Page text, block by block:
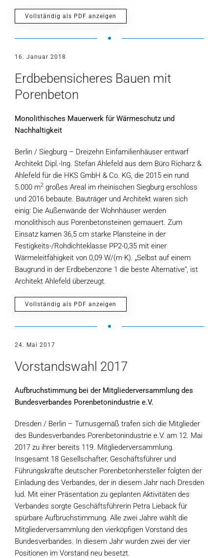
Vollständig als PDF anzeigen
16. Januar 2018
Erdbebensicheres Bauen mit
Porenbeton
Monolithisches Mauerwerk für Wärmeschutz und
Nachhaltigkeit
Berlin / Siegburg – Dreizehn Einfamilienhäuser entwarf
Architekt Dipl.-Ing. Stefan Ahlefeld aus dem Büro Richarz &
Ahlefeld für die HKS GmbH & Co. KG, die 2015 ein rund
5.000 m2 großes Areal im rheinischen Siegburg erschloss
und 2016 bebaute. Bauträger und Architekt waren sich
einig: Die Außenwände der Wohnhäuser werden
monolithisch aus Porenbetonsteinen gemauert. Zum
Einsatz kamen 36,5 cm starke Plansteine in der
Festigkeits-/Rohdichteklasse PP2-0,35 mit einer
Wärmeleitfähigkeit von 0,09 W/(m·K). „Selbst auf einem
Baugrund in der Erdbebenzone 1 die beste Alternative“, ist
Architekt Ahlefeld überzeugt.
Vollständig als PDF anzeigen
24. Mai 2017
Vorstandswahl 2017
Aufbruchstimmung bei der Mitgliederversammlung des
Bundesverbandes Porenbetonindustrie e.V.
Dresden / Berlin – Turnusgemäß trafen sich die Mitglieder
des Bundesverbandes Porenbetonindustrie e.V. am 12. Mai
2017 zu ihrer bereits 119. Mitgliederversammlung.
Insgesamt 18 Gesellschafter, Geschäftsführer und
Führungskräfte deutscher Porenbetonhersteller folgten der
Einladung des Verbandes, der in diesem Jahr nach Dresden
lud. Mit einer Präsentation zu geplanten Aktivitäten des
Verbandes sorgte Geschäftsführerin Petra Lieback für
spürbare Aufbruchstimmung. Alle zwei Jahre wählt die
Mitgliederversammlung den vierköpfigen Vorstand des
Bundesverbandes. In diesem Jahr wurden zwei der vier
Positionen im Vorstand neu besetzt.